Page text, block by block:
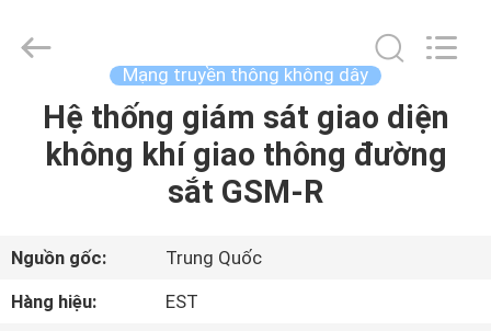
TRANG
CHỦ
SẢN
PHẨM
Reserved.
Mạng truyền thông không dây
Hệ thống giám sát giao diện
không khí giao thông đường
sắt GSM-R
Nguồn gốc:
Trung Quốc
Hàng hiệu:
EST